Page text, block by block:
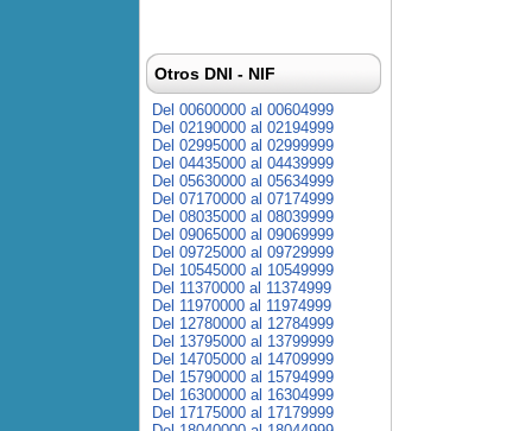
Otros DNI - NIF
Del 00600000 al 00604999
Del 02190000 al 02194999
Del 02995000 al 02999999
Del 04435000 al 04439999
Del 05630000 al 05634999
Del 07170000 al 07174999
Del 08035000 al 08039999
Del 09065000 al 09069999
Del 09725000 al 09729999
Del 10545000 al 10549999
Del 11370000 al 11374999
Del 11970000 al 11974999
Del 12780000 al 12784999
Del 13795000 al 13799999
Del 14705000 al 14709999
Del 15790000 al 15794999
Del 16300000 al 16304999
Del 17175000 al 17179999